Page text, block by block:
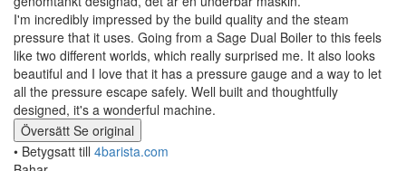
I'm incredibly impressed by the build quality and the steam
pressure that it uses. Going from a Sage Dual Boiler to this feels
like two different worlds, which really surprised me. It also looks
beautiful and I love that it has a pressure gauge and a way to let
all the pressure escape safely. Well built and thoughtfully
designed, it's a wonderful machine.
Översätt Se original
• Betygsatt till 4barista.com